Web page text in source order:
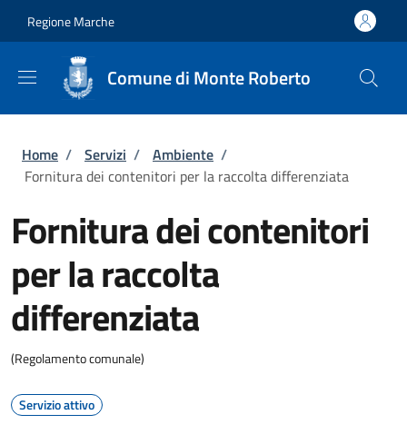
Regione Marche
Comune di Monte Roberto
Briciole di pane
Home / Servizi / Ambiente /
Fornitura dei contenitori per la raccolta differenziata
Fornitura dei contenitori
per la raccolta
differenziata
(Regolamento comunale)
Servizio attivo